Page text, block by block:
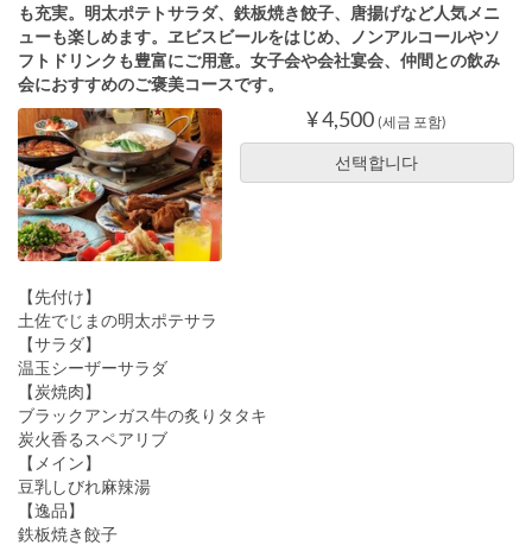
も充実。明太ポテトサラダ、鉄板焼き餃子、唐揚げなど人気メニ
ューも楽しめます。ヱビスビールをはじめ、ノンアルコールやソ
フトドリンクも豊富にご用意。女子会や会社宴会、仲間との飲み
会におすすめのご褒美コースです。
¥ 4,500 (세금 포함)
선택합니다
【先付け】
土佐でじまの明太ポテサラ
【サラダ】
温玉シーザーサラダ
【炭焼肉】
ブラックアンガス牛の炙りタタキ
炭火香るスペアリブ
【メイン】
豆乳しびれ麻辣湯
【逸品】
鉄板焼き餃子